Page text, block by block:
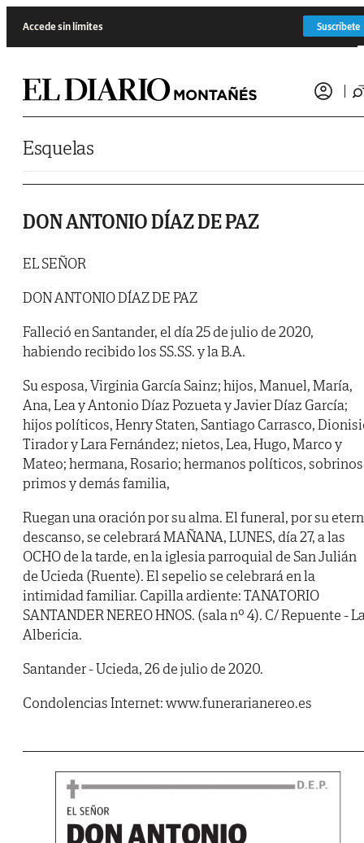
Accede sin límites Suscríbete
Esquelas
DON ANTONIO DÍAZ DE PAZ
EL SEÑOR
DON ANTONIO DÍAZ DE PAZ
Falleció en Santander, el día 25 de julio de 2020,
habiendo recibido los SS.SS. y la B.A.
Su esposa, Virginia García Sainz; hijos, Manuel, María,
Ana, Lea y Antonio Díaz Pozueta y Javier Díaz García;
hijos políticos, Henry Staten, Santiago Carrasco,
Tirador y Lara Fernández; nietos, Lea, Hugo, Marco y
Mateo; hermana, Rosario; hermanos políticos,
primos y demás familia,
Ruegan una oración por su alma. El funeral, por su
descanso, se celebrará MAÑANA, LUNES, día 27, a las
OCHO de la tarde, en la iglesia parroquial de San Julián
de Ucieda (Ruente). El sepelio se celebrará en la
intimidad familiar. Capilla ardiente: TANATORIO
SANTANDER NEREO HNOS. (sala nº 4). C/ Repuente -
Albericia.
Santander - Ucieda, 26 de julio de 2020.
Condolencias Internet: www.funerarianereo.es